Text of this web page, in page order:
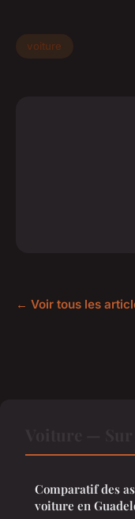
voiture
← Voir tous les
Comparatif des
voiture en